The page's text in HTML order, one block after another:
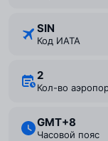
SIN
Код ИАТА
2
Кол-во
GMT+8
Часовой пояс